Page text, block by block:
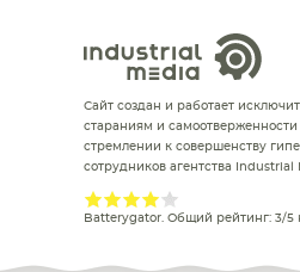
Сайт создан и работает
стараниям и
стремлении к совершенству
сотрудников агентства Industrial
Batterygator. Общий рейтинг: 3/5